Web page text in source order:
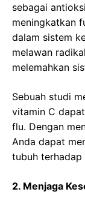
sebagai
meningkatkan
dalam sistem
melawan
melemahkan
Sebuah studi
vitamin C
flu. Dengan
Anda dapat
tubuh
2. Menjaga